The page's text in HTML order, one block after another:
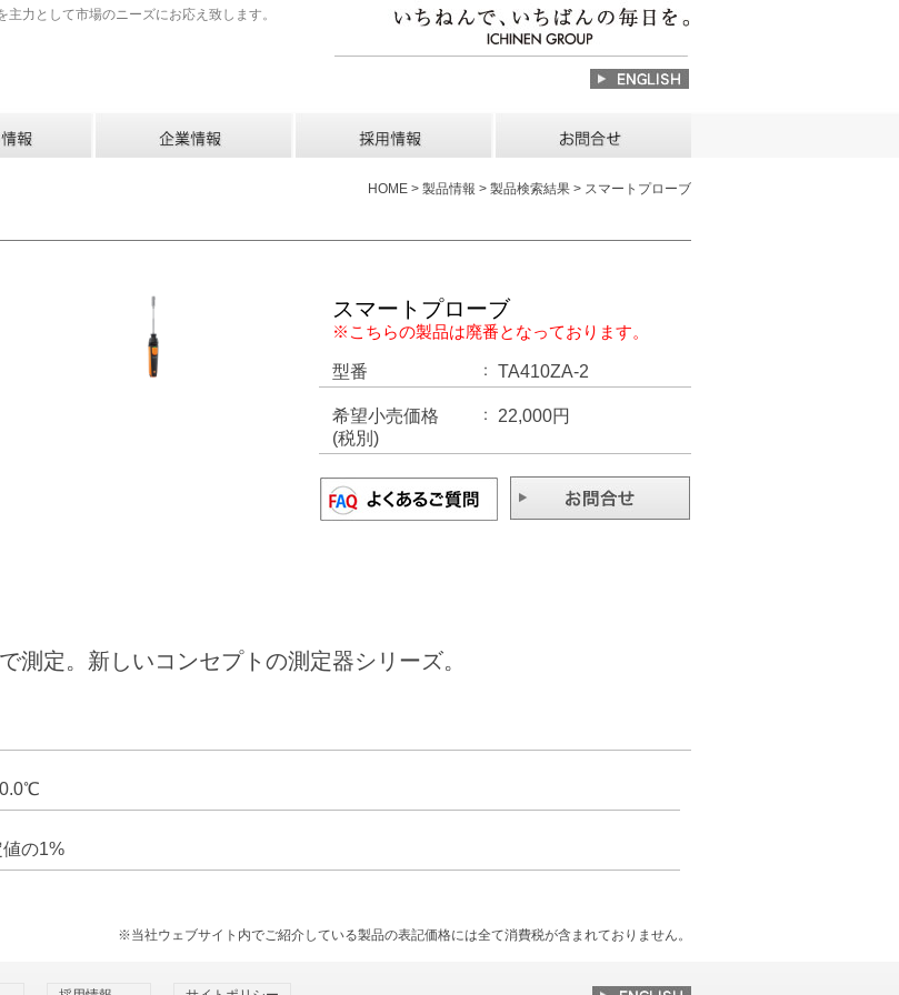
力として市場のニーズにお応え致します。
HOME > 製品情報 > 製品検索結果 > スマートプローブ
スマートプローブ
※こちらの製品は廃番となっております。
型番 TA410ZA-2
希望小売価格
(税別)
22,000円
測定。新しいコンセプトの測定器シリーズ。
の1%
※当社ウェブサイト内でご紹介している製品の表記価格には全て消費税が含まれておりません。